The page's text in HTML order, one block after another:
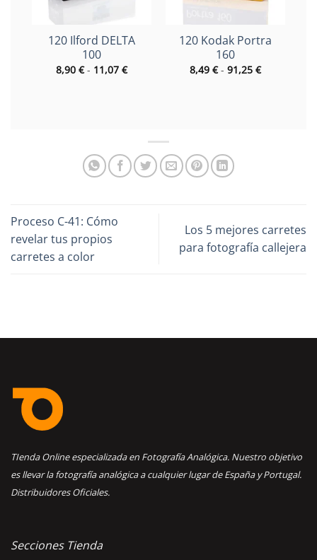
120 Ilford DELTA
100
8,90 € - 11,07 €Rango
de
120 Kodak Portra
160
8,49 € - 91,25 €Rango
de
Proceso C-41: Cómo
revelar tus propios
carretes a color
Los 5 mejores carretes
para fotografía callejera
TIenda Online especializada en Fotografía Analógica. Nuestro objetivo
es llevar la fotografía analógica a cualquier lugar de España y Portugal.
Distribuidores Oficiales.
Secciones Tienda